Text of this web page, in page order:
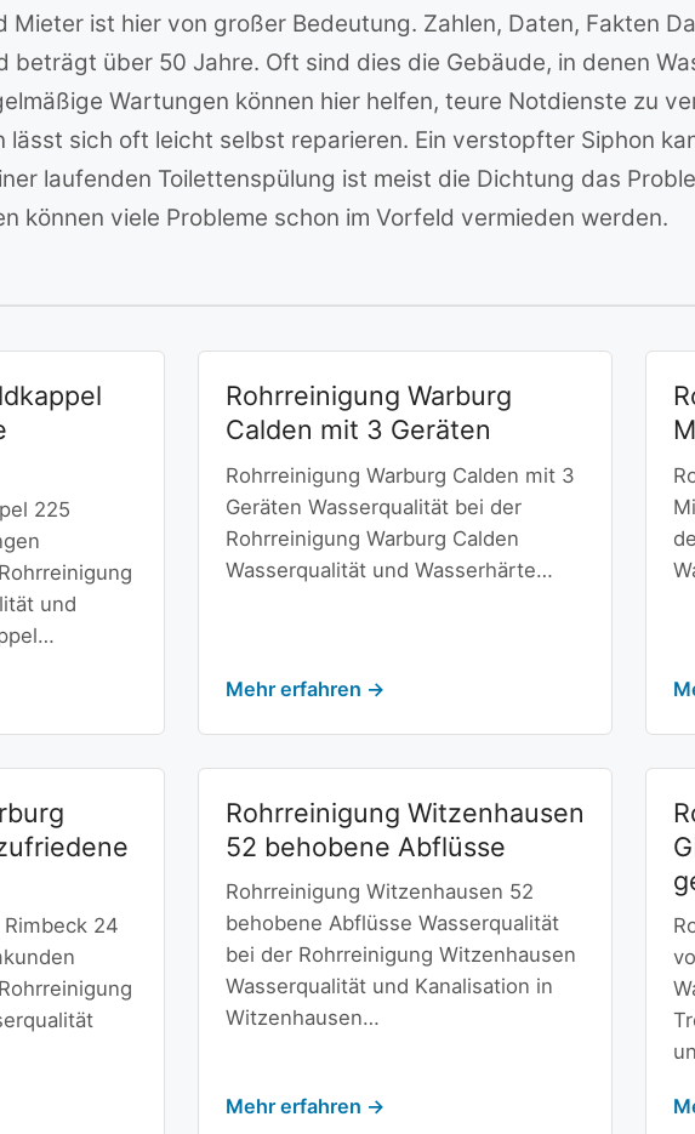
Mieter ist hier von großer Bedeutung. Zahlen, Daten, Fakten
beträgt über 50 Jahre. Oft sind dies die Gebäude, in denen
Wartungen können hier helfen, teure Notdienste zu
lässt sich oft leicht selbst reparieren. Ein verstopfter Siphon
laufenden Toilettenspülung ist meist die Dichtung das
können viele Probleme schon im Vorfeld vermieden werden.
225
und
Rohrreinigung Warburg
Calden mit 3 Geräten
Rohrreinigung Warburg Calden mit 3
Geräten Wasserqualität bei der
Rohrreinigung Warburg Calden
Wasserqualität und Wasserhärte…
Mehr erfahren →
24
Rohrreinigung Witzenhausen
52 behobene Abflüsse
Rohrreinigung Witzenhausen 52
behobene Abflüsse Wasserqualität
bei der Rohrreinigung Witzenhausen
Wasserqualität und Kanalisation in
Witzenhausen…
Mehr erfahren →